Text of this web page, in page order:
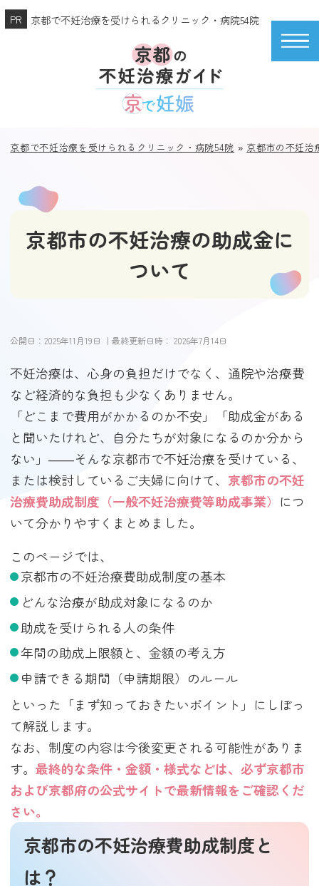
京都で不妊治療を受けられるクリニック・病院54院
京都で不妊治療を受けられるクリニック・病院54院 » 京都市の不妊治
京都市の不妊治療の助成金に
ついて
公開日：2025年11月19日 ｜最終更新日時：2026年7月14日
不妊治療は、心身の負担だけでなく、通院や治療費
など経済的な負担も少なくありません。
「どこまで費用がかかるのか不安」「助成金がある
と聞いたけれど、自分たちが対象になるのか分から
ない」――そんな京都市で不妊治療を受けている、
または検討しているご夫婦に向けて、 京都市の不妊
治療費助成制度（一般不妊治療費等助成事業） につ
いて分かりやすくまとめました。
このページでは、
京都市の不妊治療費助成制度の基本
どんな治療が助成対象になるのか
助成を受けられる人の条件
年間の助成上限額と、金額の考え方
申請できる期間（申請期限）のルール
といった「まず知っておきたいポイント」にしぼっ
て解説します。
なお、制度の内容は今後変更される可能性がありま
す。最終的な条件・金額・様式などは、必ず京都市
および京都府の公式サイトで最新情報をご確認くだ
さい。
京都市の不妊治療費助成制度と
は？